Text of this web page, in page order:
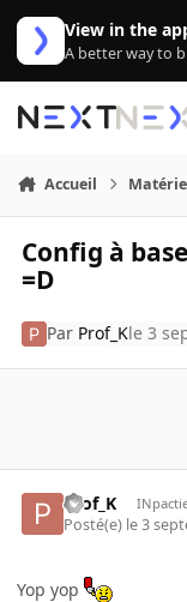
Aller au contenu
View in the
A better way to
Accueil
Config à
=D
Par Prof_Kle 3
Prof_K
Posté(e) le 3
Yop yop